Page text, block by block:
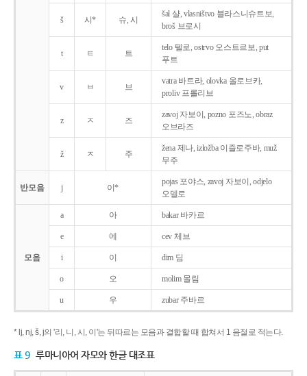
š 시* 슈, 시
šal 샬, vlasništvo 블라스니슈트보,
broš 브로시
t ㅌ 트
telo 텔로, ostrvo 오스트르보, put
푸트
v ㅂ 브
vatra 바트라, olovka 올로브카,
proliv 프롤리브
z ㅈ 즈
zavoj 자보이, pozno 포즈노, obraz
오브라즈
ž ㅈ 주
žena 제나, izložba 이즐로주바, muž
무주
반모음 j 이*
pojas 포야스, zavoj 자보이, odjelo
오델로
모음
a 아 bakar 바카르
e 에 cev 체브
i 이 dim 딤
o 오 molim 몰림
u 우 zubar 주바르
* lj, nj, š, j의 '리, 니, 시, 이'는 뒤따르는 모음과 결합할 때 합쳐서 1 음절로 적는다.
표 9 루마니아어 자모와 한글 대조표